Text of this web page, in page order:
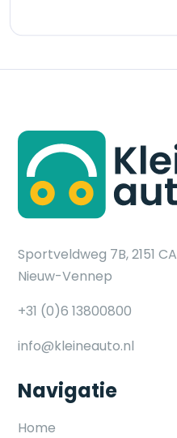
Sportveldweg 7B, 2151 CA
Nieuw-Vennep
+31 (0)6 13800800
info@kleineauto.nl
Navigatie
Home